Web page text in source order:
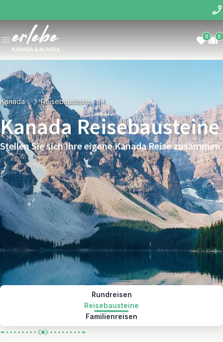
KANADA & ALASKA
0 0
Kanada Reisebausteine
Kanada Reisebausteine
Stellen Sie sich Ihre eigene Kanada Reise zusammen
Rundreisen
Reisebausteine
Familienreisen